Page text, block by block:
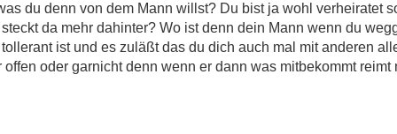
du denn von dem Mann willst? Du bist ja wohl verheiratet
da mehr dahinter? Wo ist denn dein Mann wenn du
ist und es zuläßt das du dich auch mal mit anderen
oder garnicht denn wenn er dann was mitbekommt